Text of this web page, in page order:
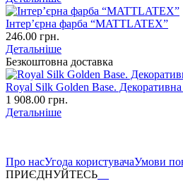
Інтер’єрна фарба “MATTLATEX”
246.00 грн.
Детальніше
Безкоштовна доставка
Royal Silk Golden Base.
1 908.00 грн.
Детальніше
Про насУгода користувачаУмови
ПРИЄДНУЙТЕСЬ